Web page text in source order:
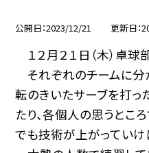
公開日 2023/12/21 更新日
１２月２１日（木）卓球
それぞれのチームに分
転のきいたサーブを打っ
たり、各個人の思うとこ
でも技術が上がっていけ